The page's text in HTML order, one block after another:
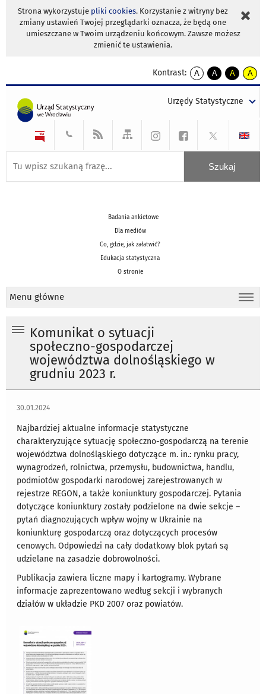
Strona wykorzystuje pliki cookies. Korzystanie z witryny bez
zmiany ustawień Twojej przeglądarki oznacza, że będą one
umieszczane w Twoim urządzeniu końcowym. Zawsze możesz
zmienić te ustawienia.
Kontrast:
A
kontrast
A
kontrast
tekst
czarnym
A
kontrast
tekst
czarnym
A
tekst
żółtym
Urzędy Statystyczne
Badania ankietowe
Dla mediów
Co, gdzie, jak załatwić?
Edukacja statystyczna
O stronie
Menu główne
Komunikat o sytuacji
społeczno-gospodarczej
województwa dolnośląskiego w
grudniu 2023 r.
30.01.2024
Najbardziej aktualne informacje statystyczne
charakteryzujące sytuację społeczno-gospodarczą na terenie
województwa dolnośląskiego dotyczące m. in.: rynku pracy,
wynagrodzeń, rolnictwa, przemysłu, budownictwa, handlu,
podmiotów gospodarki narodowej zarejestrowanych w
rejestrze REGON, a także koniunktury gospodarczej. Pytania
dotyczące koniunktury zostały podzielone na dwie sekcje –
pytań diagnozujących wpływ wojny w Ukrainie na
koniunkturę gospodarczą oraz dotyczących procesów
cenowych. Odpowiedzi na cały dodatkowy blok pytań są
udzielane na zasadzie dobrowolności.
Publikacja zawiera liczne mapy i kartogramy. Wybrane
informacje zaprezentowano według sekcji i wybranych
działów w układzie PKD 2007 oraz powiatów.